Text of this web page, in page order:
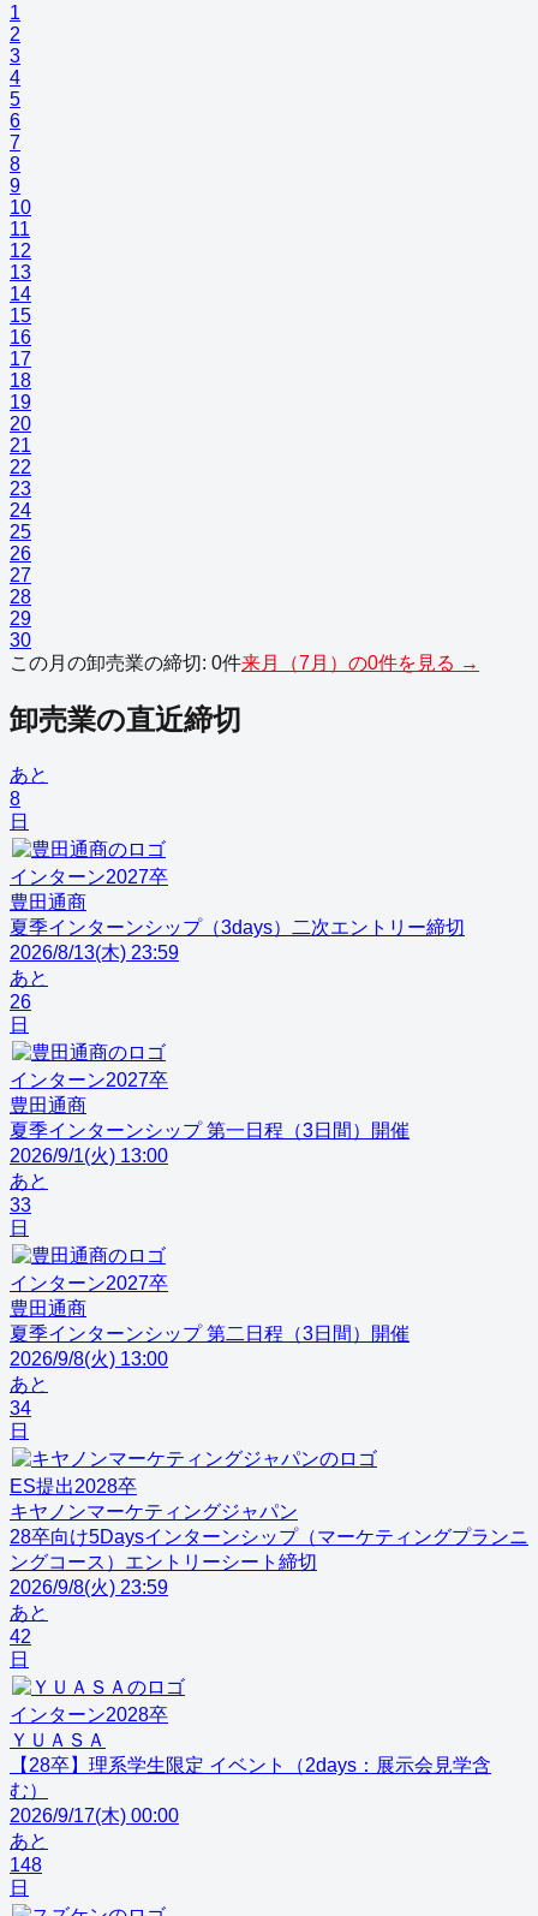
1
2
3
4
5
6
7
8
9
10
11
12
13
14
15
16
17
18
19
20
21
22
23
24
25
26
27
28
29
30
この月の卸売業の締切: 0件来月（7 月）の0件を見る →
卸売業の直近締切
あと
8
日
インターン2027卒
豊田通商
夏季インターンシップ（3days）二次エントリー締切
2026/8/13(木) 23:59
あと
26
日
インターン2027卒
豊田通商
夏季インターンシップ 第一日程（3日間）開催
2026/9/1(火) 13:00
あと
33
日
インターン2027卒
豊田通商
夏季インターンシップ 第二日程（3日間）開催
2026/9/8(火) 13:00
あと
34
日
ES提出2028卒
キヤノンマーケティングジャパン
28卒向け5Daysインターンシップ（マーケティングプランニ
ングコース）エントリーシート締切
2026/9/8(火) 23:59
あと
42
日
インターン2028卒
ＹＵＡＳＡ
【28卒】理系学生限定 イベント（2days：展示会見学含
む）
2026/9/17(木) 00:00
あと
148
日